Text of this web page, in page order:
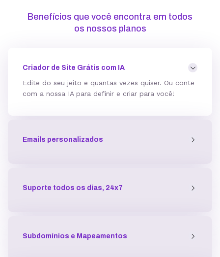
Mod_deflate
Proteção contra DDoS
Benefícios que você encontra em todos
os nossos planos
Criador de Site Grátis com IA
Edite do seu jeito e quantas vezes quiser. Ou conte
com a nossa IA para definir e criar para você!
Emails personalizados
Suporte todos os dias, 24x7
Subdomínios e Mapeamentos